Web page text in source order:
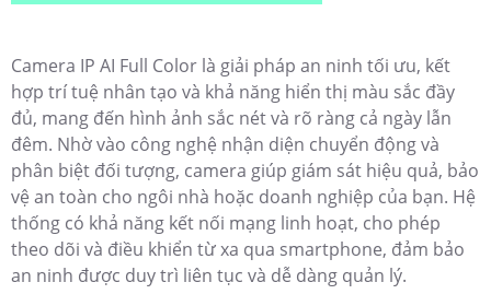
Camera IP AI Full Color là giải pháp an ninh tối ưu, kết
hợp trí tuệ nhân tạo và khả năng hiển thị màu sắc đầy
đủ, mang đến hình ảnh sắc nét và rõ ràng cả ngày lẫn
đêm. Nhờ vào công nghệ nhận diện chuyển động và
phân biệt đối tượng, camera giúp giám sát hiệu quả, bảo
vệ an toàn cho ngôi nhà hoặc doanh nghiệp của bạn. Hệ
thống có khả năng kết nối mạng linh hoạt, cho phép
theo dõi và điều khiển từ xa qua smartphone, đảm bảo
an ninh được duy trì liên tục và dễ dàng quản lý.